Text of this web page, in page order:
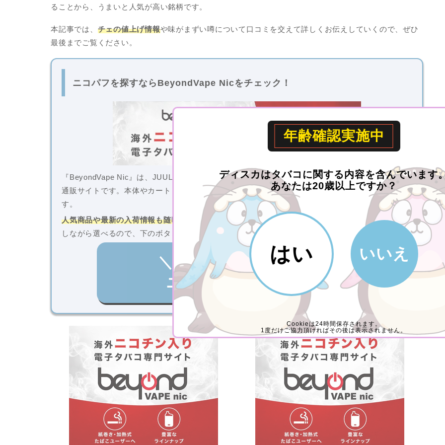
ることから、うまいと人気が高い銘柄です。
本記事では、 チェの値上げ情報や味がまずい噂について口コミを交えて詳しくお伝えしていくので、ぜひ
最後までご覧ください。
ニコパフを探すならBeyondVape Nicをチェック！
『BeyondVape Nic』は、JUULやKIWI、使い捨て電子タバコなど、ニコチン入りの商品を取り扱う
通販サイトです。本体やカートリッジ、豊富なフレーバーから、自分に合ったニコパフ を探せま
す。
人気商品や最新の入荷情報も随時更新中！吸いごたえやデバイスの形状、好みのフレーバーを比較
しながら選べるので、下のボタンから商品ラインナップをチェックしてみてください！
＼初回購入15％オフ／
ニコパフを購入する
年齢確認実施中
ディスカはタバコに関する内容を含んでいます
あなたは20歳以上ですか？
はい いいえ
Cookieは24時間保存されます。
1度だけご協力頂ければその後は表示されません。